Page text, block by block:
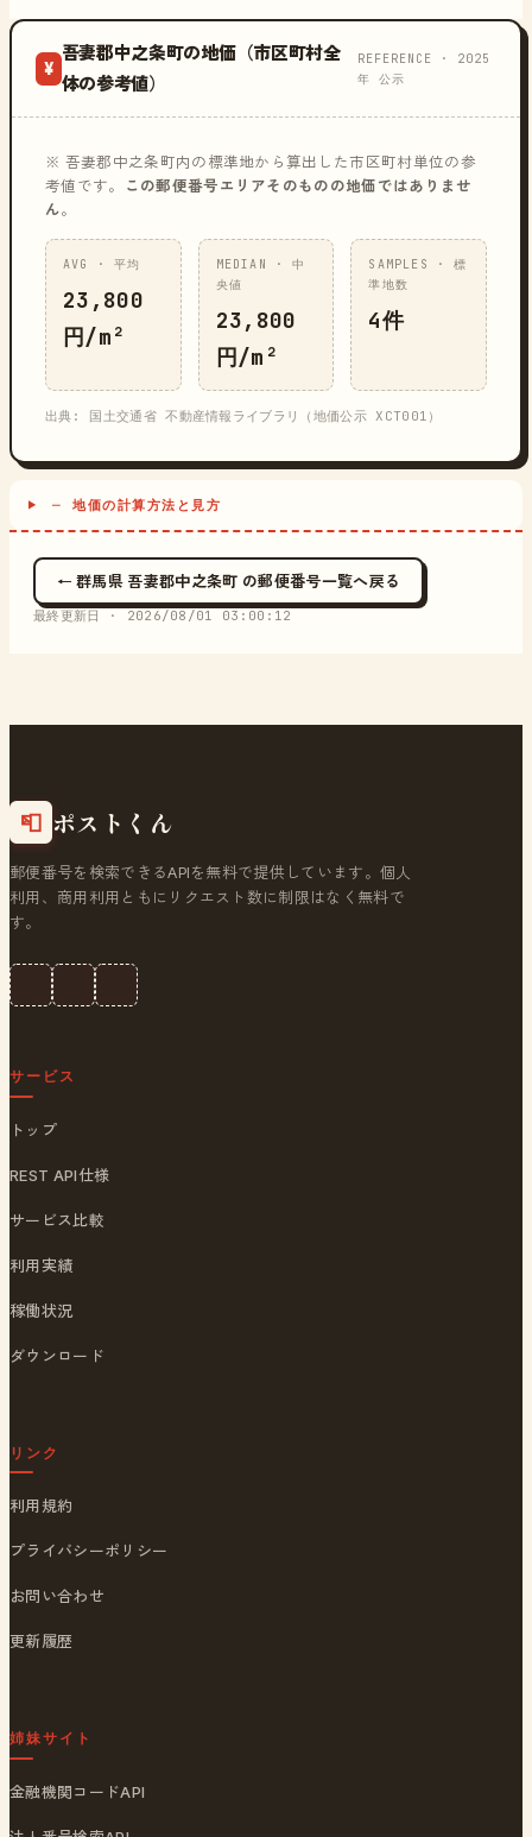
¥
吾妻郡中之条町の地価（市区町村全
体の参考値）
REFERENCE · 2025
年 公示
※ 吾妻郡中之条町内の標準地から算出した市区町村単位の参
考値です。
この郵便番号エリアそのものの地価ではありませ
ん。
AVG · 平均
23,800
円/m²
MEDIAN · 中
央値
23,800
円/m²
SAMPLES · 標
準地数
4件
出典: 国土交通省 不動産情報ライブラリ（地価公示 XCT001）
─ 地価の計算方法と見方
← 群馬県 吾妻郡中之条町 の郵便番号一覧へ戻る
最終更新日 · 2026/08/01 03:00:12
📮 ポストくん
郵便番号を検索できるAPIを無料で提供しています。個人
利用、商用利用ともにリクエスト数に制限はなく無料で
す。
サービス
トップ
REST API仕様
サービス比較
利用実績
稼働状況
ダウンロード
リンク
利用規約
プライバシーポリシー
お問い合わせ
更新履歴
姉妹サイト
金融機関コードAPI